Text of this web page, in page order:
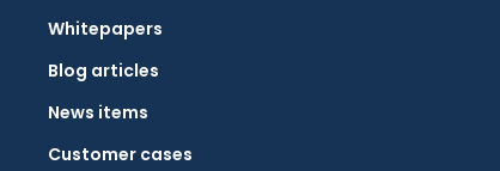
Whitepapers
Blog articles
News items
Customer cases